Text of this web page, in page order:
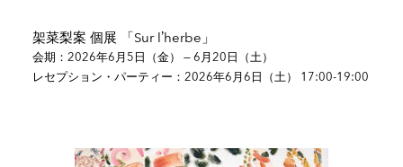
架菜梨案 個展 「Sur l’herbe」
会期：2026年6月5日（金） — 6月20日（土）
レセプション・パーティー ：2026年6月6日（土） 17:00-19:00